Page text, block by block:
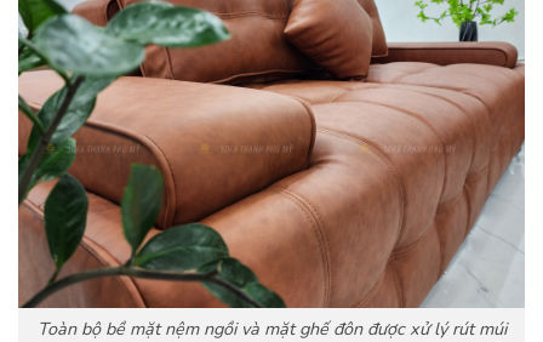
Toàn bộ bề mặt nệm ngồi và mặt ghế đôn được xử lý rút múi